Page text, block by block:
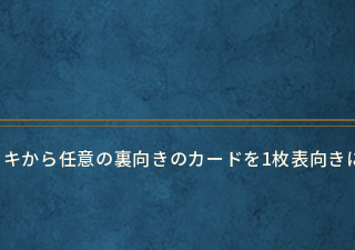
から任意の裏向きのカードを1枚表向